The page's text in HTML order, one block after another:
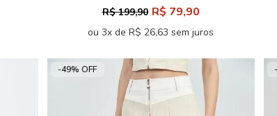
R$ 199,90 R$ 79,90
ou 3x de R$ 26,63 sem juros
-49% OFF